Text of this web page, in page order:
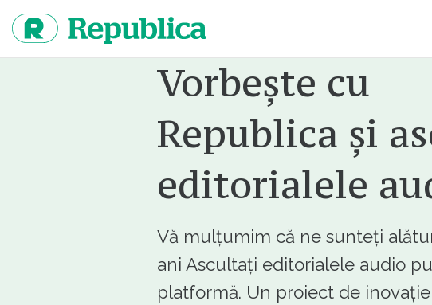
continut
Vorbește cu
Republica și
editorialele
Vă mulțumim că ne sunteți
ani Ascultați editorialele audio
platformă. Un proiect de